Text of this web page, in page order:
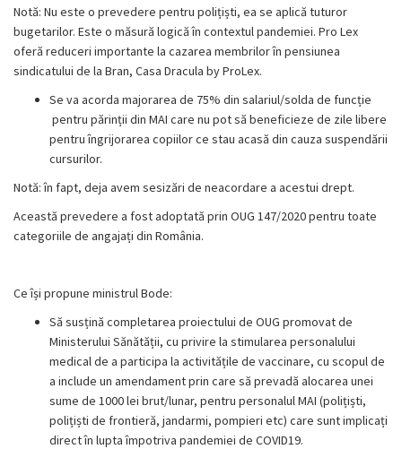
Notă: Nu este o prevedere pentru polițiști, ea se aplică tuturor
bugetarilor. Este o măsură logică în contextul pandemiei. Pro Lex
oferă reduceri importante la cazarea membrilor în pensiunea
sindicatului de la Bran, Casa Dracula by ProLex.
Se va acorda majorarea de 75% din salariul/solda de funcție
pentru părinții din MAI care nu pot să beneficieze de zile libere
pentru îngrijorarea copiilor ce stau acasă din cauza suspendării
cursurilor.
Notă: în fapt, deja avem sesizări de neacordare a acestui drept.
Această prevedere a fost adoptată prin OUG 147/2020 pentru toate
categoriile de angajați din România.
Ce își propune ministrul Bode:
Să susțină completarea proiectului de OUG promovat de
Ministerului Sănătății, cu privire la stimularea personalului
medical de a participa la activitățile de vaccinare, cu scopul de
a include un amendament prin care să prevadă alocarea unei
sume de 1000 lei brut/lunar, pentru personalul MAI (polițiști,
polițiști de frontieră, jandarmi, pompieri etc) care sunt implicați
direct în lupta împotriva pandemiei de COVID19.